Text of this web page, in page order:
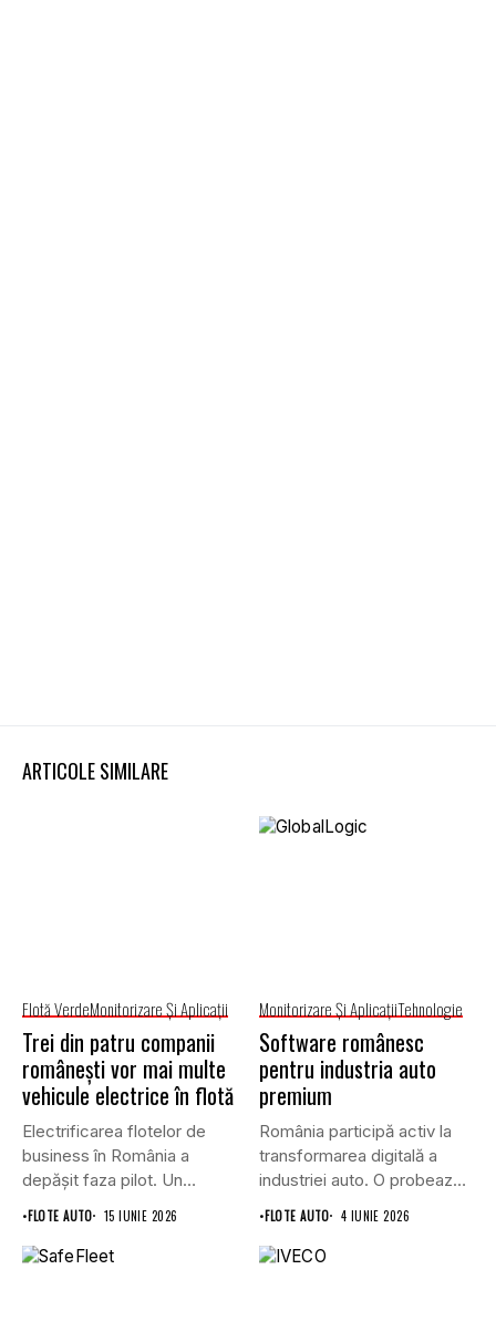
ARTICOLE SIMILARE
Flotă VerdeMonitorizare Și Aplicații
Trei din patru companii
românești vor mai multe
vehicule electrice în flotă
Electrificarea flotelor de
business în România a
depășit faza pilot. Un
studiu...
•FLOTE AUTO 15 IUNIE 2026
Monitorizare Și AplicațiiTehnologie
Software românesc
pentru industria auto
premium
România participă activ la
transformarea digitală a
industriei auto. O probează
faptul...
•FLOTE AUTO 4 IUNIE 2026